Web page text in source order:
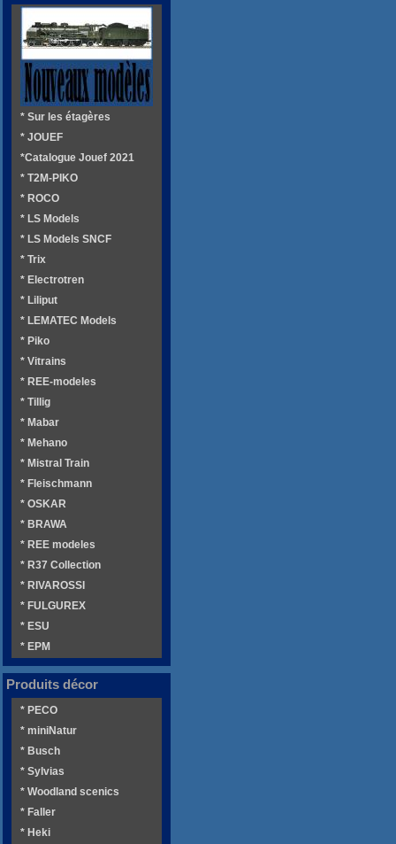
* Sur les étagères
* JOUEF
*Catalogue Jouef 2021
* T2M-PIKO
* ROCO
* LS Models
* LS Models SNCF
* Trix
* Electrotren
* Liliput
* LEMATEC Models
* Piko
* Vitrains
* REE-modeles
* Tillig
* Mabar
* Mehano
* Mistral Train
* Fleischmann
* OSKAR
* BRAWA
* REE modeles
* R37 Collection
* RIVAROSSI
* FULGUREX
* ESU
* EPM
Produits décor
* PECO
* miniNatur
* Busch
* Sylvias
* Woodland scenics
* Faller
* Heki